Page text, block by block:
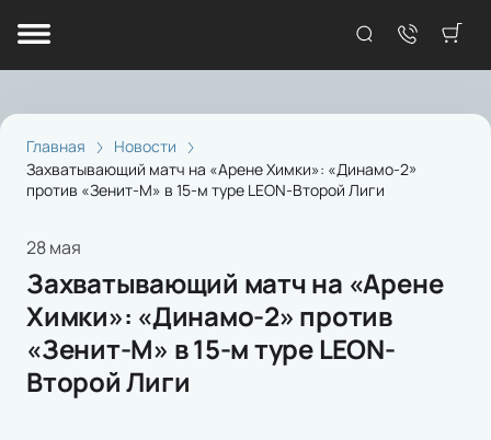
Главная
Новости
Захватывающий матч на «Арене Химки»: «Динамо-2»
против «Зенит-М» в 15-м туре LEON-Второй Лиги
28 мая
Захватывающий матч на «Арене
Химки»: «Динамо-2» против
«Зенит-М» в 15-м туре LEON-
Второй Лиги